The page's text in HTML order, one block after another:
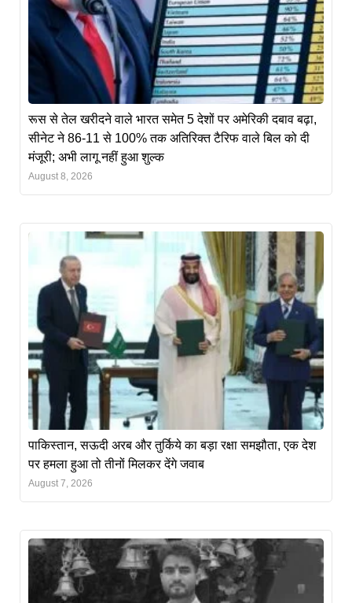
रूस से तेल खरीदने वाले भारत समेत 5 देशों पर अमेरिकी दबाव बढ़ा,
सीनेट ने 86-11 से 100% तक अतिरिक्त टैरिफ वाले बिल को दी
मंजूरी; अभी लागू नहीं हुआ शुल्क
August 8, 2026
पाकिस्तान, सऊदी अरब और तुर्किये का बड़ा रक्षा समझौता, एक देश
पर हमला हुआ तो तीनों मिलकर देंगे जवाब
August 7, 2026